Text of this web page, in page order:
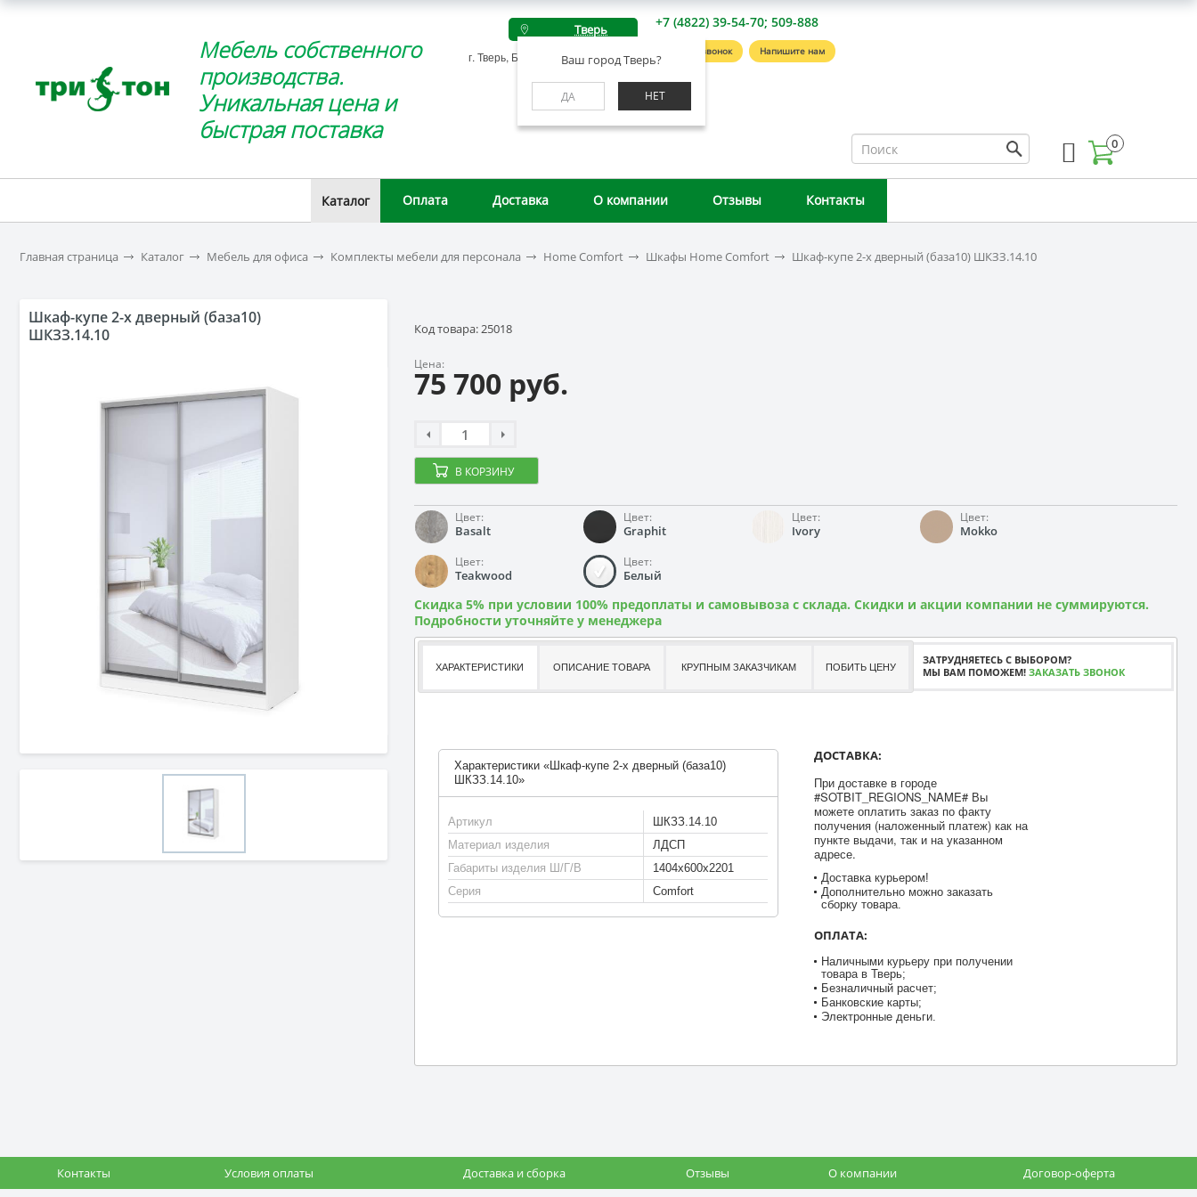
Мебель собственного
производства.
Уникальная цена и
быстрая поставка
Тверь
Ваш город Тверь?
ДА НЕТ
г. Тверь, Беляковский пер., д. 46А
+7 (4822) 39-54-70; 509-888
Заказать звонок Напишите нам
0
Каталог Оплата Доставка О компании Отзывы Контакты
Главная страница Каталог Мебель для офиса Комплекты мебели для персонала Home Comfort Шкафы Home Comfort Шкаф-купе 2-х дверный (база10) ШКЗЗ.14.10
Шкаф-купе 2-х дверный (база10)
ШКЗЗ.14.10
Код товара: 25018
Цена:
75 700 руб.
В КОРЗИНУ
Цвет:
Basalt
Цвет:
Graphit
Цвет:
Ivory
Цвет:
Mokko
Цвет:
Teakwood
Цвет:
Белый
Скидка 5% при условии 100% предоплаты и самовывоза с склада. Скидки и акции компании не суммируются.
Подробности уточняйте у менеджера
ХАРАКТЕРИСТИКИ ОПИСАНИЕ ТОВАРА КРУПНЫМ ЗАКАЗЧИКАМ ПОБИТЬ ЦЕНУ
ЗАТРУДНЯЕТЕСЬ С ВЫБОРОМ?
МЫ ВАМ ПОМОЖЕМ! ЗАКАЗАТЬ ЗВОНОК
Характеристики «Шкаф-купе 2-х дверный (база10)
ШКЗЗ.14.10»
Артикул
ШКЗЗ.14.10
Материал изделия
ЛДСП
Габариты изделия Ш/Г/В
1404х600х2201
Серия
Comfort
ДОСТАВКА:
При доставке в городе
#SOTBIT_REGIONS_NAME# Вы
можете оплатить заказ по факту
получения (наложенный платеж) как на
пункте выдачи, так и на указанном
адресе.
Доставка курьером!
Дополнительно можно заказать
сборку товара.
ОПЛАТА:
Наличными курьеру при получении
товара в Тверь;
Безналичный расчет;
Банковские карты;
Электронные деньги.
Контакты Условия оплаты Доставка и сборка Отзывы О компании Договор-оферта